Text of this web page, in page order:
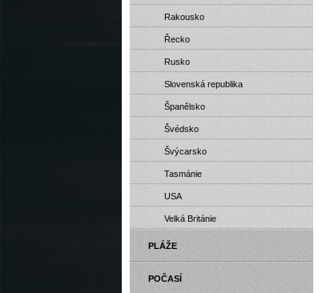
Rakousko
Řecko
Rusko
Slovenská republika
Španělsko
Švédsko
Švýcarsko
Tasmánie
USA
Velká Británie
PLÁŽE
POČASÍ